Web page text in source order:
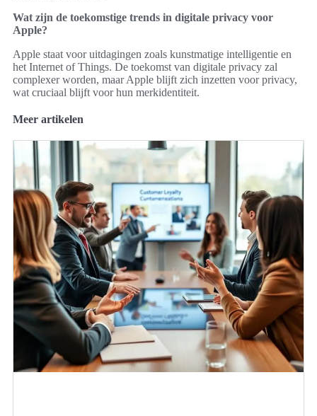
Wat zijn de toekomstige trends in digitale privacy voor
Apple?
Apple staat voor uitdagingen zoals kunstmatige intelligentie en
het Internet of Things. De toekomst van digitale privacy zal
complexer worden, maar Apple blijft zich inzetten voor privacy,
wat cruciaal blijft voor hun merkidentiteit.
Meer artikelen